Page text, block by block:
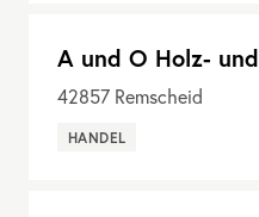
A und O Holz-
42857 Remscheid
HANDEL